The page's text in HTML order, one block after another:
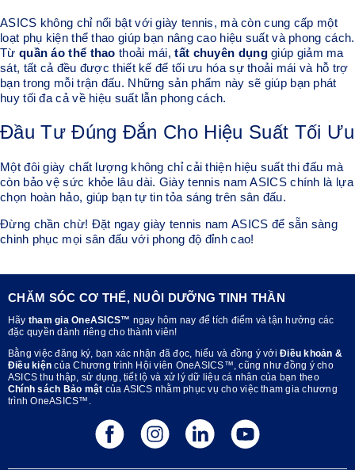
ASICS không chỉ nổi bật với giày tennis, mà còn cung cấp một
loạt phụ kiện thể thao giúp bạn nâng cao hiệu suất và phong cách.
Từ quần áo thể thao thoải mái,tất chuyên dụnggiúp giảm ma
sát, tất cả đều được thiết kế để tối ưu hóa sự thoải mái và hỗ trợ
bạn trong mỗi trận đấu. Những sản phẩm này sẽ giúp bạn phát
huy tối đa cả về hiệu suất lẫn phong cách.
Đầu Tư Đúng Đắn Cho Hiệu Suất Tối Ưu
Một đôi giày chất lượng không chỉ cải thiện hiệu suất thi đấu mà
còn bảo vệ sức khỏe lâu dài. Giày tennis nam ASICS chính là lựa
chọn hoàn hảo, giúp bạn tự tin tỏa sáng trên sân đấu.
Đừng chần chừ! Đặt ngay giày tennis nam ASICS để sẵn sàng
chinh phục mọi sân đấu với phong độ đỉnh cao!
CHĂM SÓC CƠ THỂ, NUÔI DƯỠNG TINH THẦN
Hãy tham gia OneASICS™ ngay hôm nay để tích điểm và tận hưởng các
đặc quyền dành riêng cho thành viên!
Bằng việc đăng ký, bạn xác nhận đã đọc, hiểu và đồng ý với Điều khoản &
Điều kiện của Chương trình Hội viên OneASICS™, cũng như đồng ý cho
ASICS thu thập, sử dụng, tiết lộ và xử lý dữ liệu cá nhân của bạn theo
Chính sách Bảo mật của ASICS nhằm phục vụ cho việc tham gia chương
trình OneASICS™.